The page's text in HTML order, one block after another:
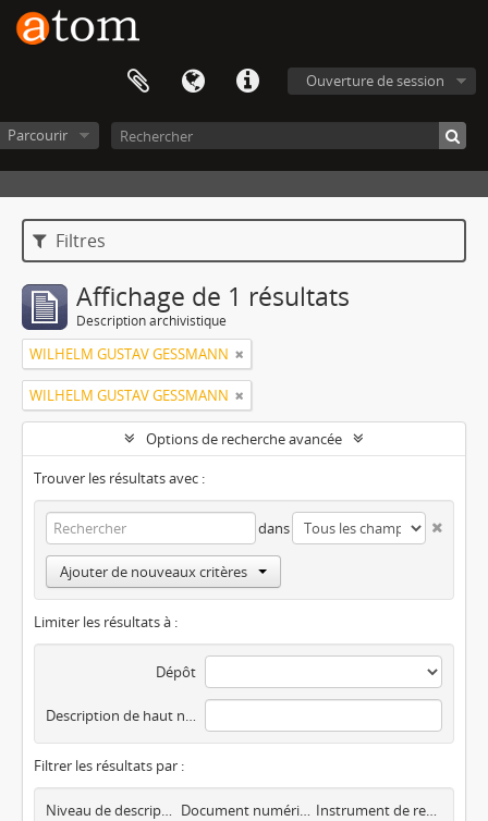
Ouverture de session
Parcourir
Filtres
Affichage de 1 résultats
Description archivistique
WILHELM GUSTAV GESSMANN
WILHELM GUSTAV GESSMANN
Options de recherche avancée
Trouver les résultats avec :
dans
Ajouter de nouveaux critères
Limiter les résultats à :
Dépôt
Description de haut niveau
Filtrer les résultats par :
Niveau de description Document numérique disponible Instrument de recherche